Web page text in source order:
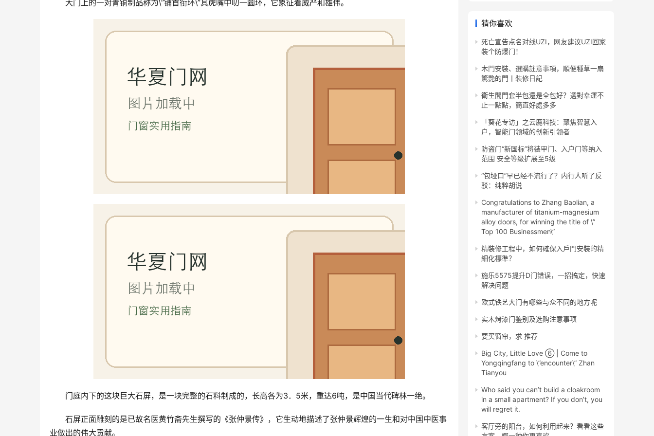
大门上的一对青铜制品称为\”铺首衔环\”其虎嘴中叨一圆环，它象征着威严和雄伟。
门庭内下的这块巨大石屏，是一块完整的石料制成的，长高各为3．5米，重达6吨，是中国当代碑林一绝。
石屏正面雕刻的是已故名医黄竹斋先生撰写的《张仲景传》，它生动地描述了张仲景辉煌的一生和对中国中医事
业做出的伟大贡献。
猜你喜欢
死亡宣告点名对线UZI，网友建议UZI回家
装个防爆门！
木門安裝、選購註意事項，順便種草一扇
驚艷的門丨裝修日記
衛生間門套半包還是全包好？選對幸運不
止一點點，簡直好處多多
「葵花专访」之云鹿科技：聚焦智慧入
户，智能门领域的创新引领者
防盗门“新国标”将装甲门、入户门等纳入
范围 安全等级扩展至5级
“包垭口”早已经不流行了？内行人听了反
驳：纯粹胡说
Congratulations to Zhang Baolian, a
manufacturer of titanium-magnesium
alloy doors, for winning the title of \”
Top 100 Businessmen\”
精裝修工程中，如何確保入戶門安裝的精
細化標準？
施乐5575提升D门错误，一招搞定，快速
解决问题
欧式铁艺大门有哪些与众不同的地方呢
实木烤漆门鉴别及选购注意事项
要买窗帘，求 推荐
Big City, Little Love ⑥ | Come to
Yongqingfang to \”encounter\” Zhan
Tianyou
Who said you can’t build a cloakroom
in a small apartment? If you don’t, you
will regret it.
客厅旁的阳台，如何利用起来？看看这些